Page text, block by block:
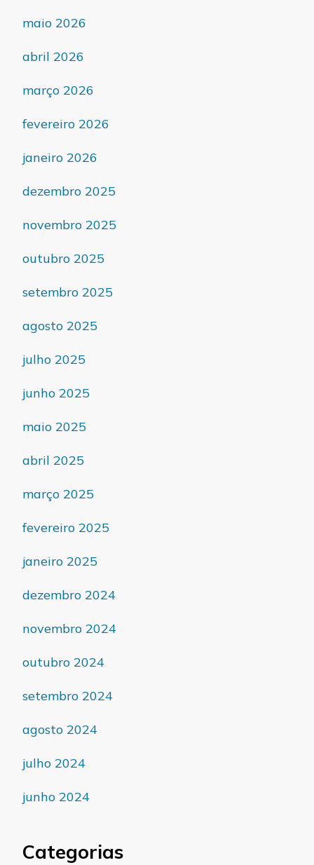
maio 2026
abril 2026
março 2026
fevereiro 2026
janeiro 2026
dezembro 2025
novembro 2025
outubro 2025
setembro 2025
agosto 2025
julho 2025
junho 2025
maio 2025
abril 2025
março 2025
fevereiro 2025
janeiro 2025
dezembro 2024
novembro 2024
outubro 2024
setembro 2024
agosto 2024
julho 2024
junho 2024
Categorias